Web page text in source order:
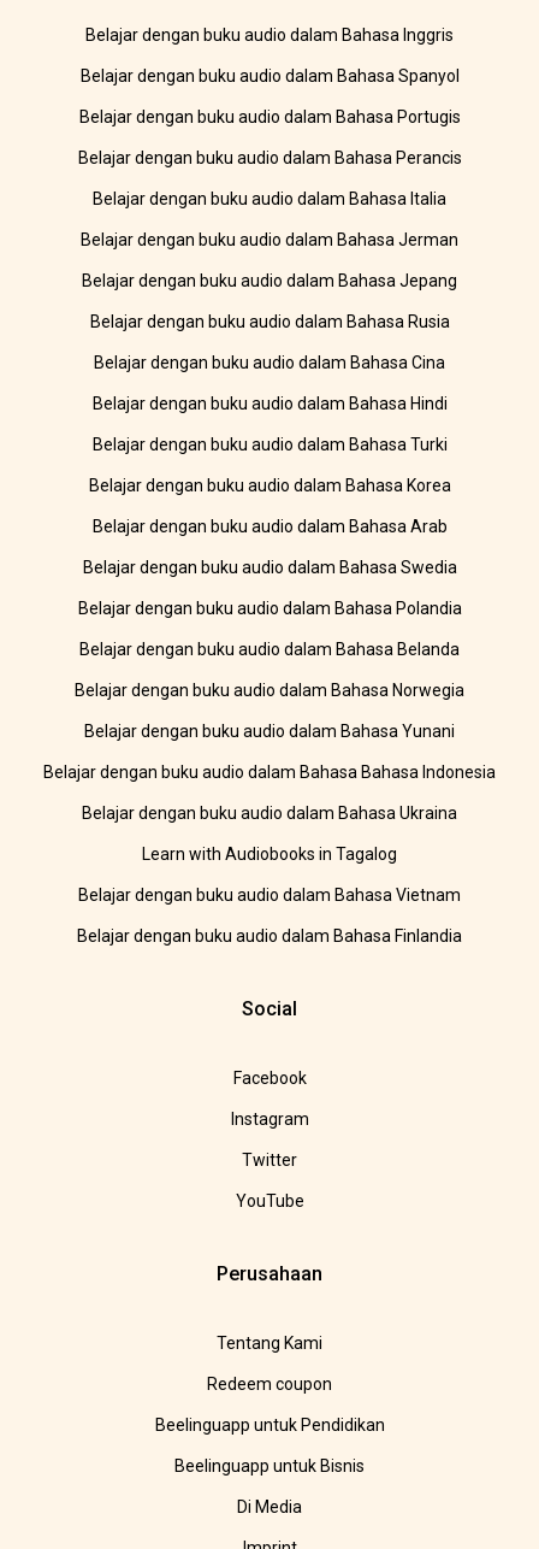
Belajar dengan buku audio dalam Bahasa Inggris
Belajar dengan buku audio dalam Bahasa Spanyol
Belajar dengan buku audio dalam Bahasa Portugis
Belajar dengan buku audio dalam Bahasa Perancis
Belajar dengan buku audio dalam Bahasa Italia
Belajar dengan buku audio dalam Bahasa Jerman
Belajar dengan buku audio dalam Bahasa Jepang
Belajar dengan buku audio dalam Bahasa Rusia
Belajar dengan buku audio dalam Bahasa Cina
Belajar dengan buku audio dalam Bahasa Hindi
Belajar dengan buku audio dalam Bahasa Turki
Belajar dengan buku audio dalam Bahasa Korea
Belajar dengan buku audio dalam Bahasa Arab
Belajar dengan buku audio dalam Bahasa Swedia
Belajar dengan buku audio dalam Bahasa Polandia
Belajar dengan buku audio dalam Bahasa Belanda
Belajar dengan buku audio dalam Bahasa Norwegia
Belajar dengan buku audio dalam Bahasa Yunani
Belajar dengan buku audio dalam Bahasa Bahasa Indonesia
Belajar dengan buku audio dalam Bahasa Ukraina
Learn with Audiobooks in Tagalog
Belajar dengan buku audio dalam Bahasa Vietnam
Belajar dengan buku audio dalam Bahasa Finlandia
Social
Facebook
Instagram
Twitter
YouTube
Perusahaan
Tentang Kami
Redeem coupon
Beelinguapp untuk Pendidikan
Beelinguapp untuk Bisnis
Di Media